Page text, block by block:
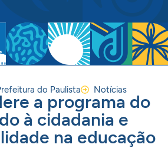
do Paulista Notícias
a programa do
à cidadania e
na educação